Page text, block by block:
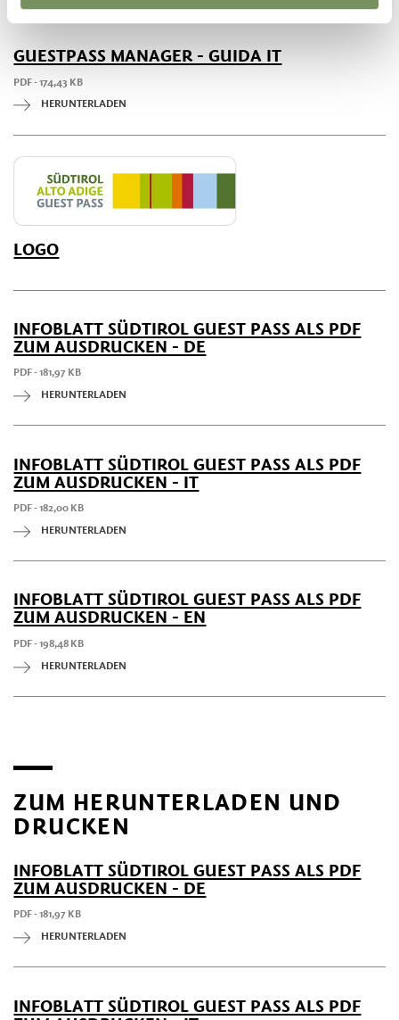
GUESTPASS MANAGER - GUIDA IT
PDF - 174,43 KB
HERUNTERLADEN
LOGO
INFOBLATT SÜDTIROL GUEST PASS ALS PDF
ZUM AUSDRUCKEN - DE
PDF - 181,97 KB
HERUNTERLADEN
INFOBLATT SÜDTIROL GUEST PASS ALS PDF
ZUM AUSDRUCKEN - IT
PDF - 182,00 KB
HERUNTERLADEN
INFOBLATT SÜDTIROL GUEST PASS ALS PDF
ZUM AUSDRUCKEN - EN
PDF - 198,48 KB
HERUNTERLADEN
ZUM HERUNTERLADEN UND
DRUCKEN
INFOBLATT SÜDTIROL GUEST PASS ALS PDF
ZUM AUSDRUCKEN - DE
PDF - 181,97 KB
HERUNTERLADEN
INFOBLATT SÜDTIROL GUEST PASS ALS PDF